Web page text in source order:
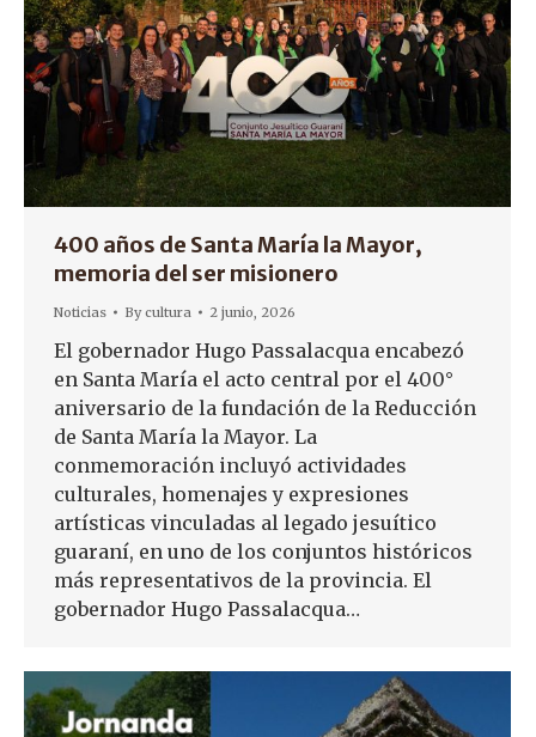
400 años de Santa María la Mayor,
memoria del ser misionero
Noticias Bycultura 2 junio, 2026
El gobernador Hugo Passalacqua encabezó
en Santa María el acto central por el 400°
aniversario de la fundación de la Reducción
de Santa María la Mayor. La
conmemoración incluyó actividades
culturales, homenajes y expresiones
artísticas vinculadas al legado jesuítico
guaraní, en uno de los conjuntos históricos
más representativos de la provincia. El
gobernador Hugo Passalacqua…